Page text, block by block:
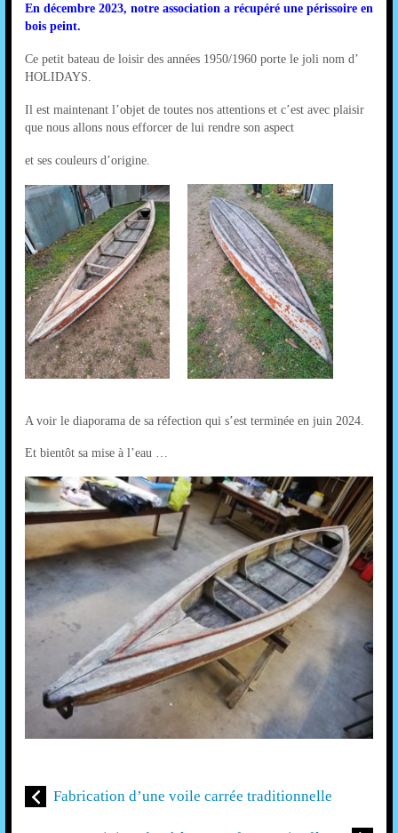
En décembre 2023, notre association a récupéré une périssoire en
bois peint.
Ce petit bateau de loisir des années 1950/1960 porte le joli nom d’
HOLIDAYS.
Il est maintenant l’objet de toutes nos attentions et c’est avec plaisir
que nous allons nous efforcer de lui rendre son aspect
et ses couleurs d’origine.
A voir le diaporama de sa réfection qui s’est terminée en juin 2024.
Et bientôt sa mise à l’eau …